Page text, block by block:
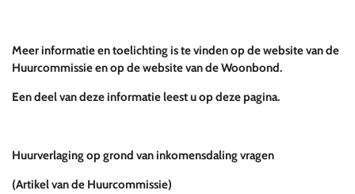
Meer informatie en toelichting is te vinden op de website van de
Huurcommissie en op de website van de Woonbond.
Een deel van deze informatie leest u op deze pagina.
Huurverlaging op grond van inkomensdaling vragen
(Artikel van de Huurcommissie)